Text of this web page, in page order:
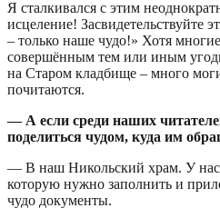
Я сталкивался с этим
исцеление! Засвидетельствуйте
– только наше чудо!» Хотя
совершённым тем или иным
на Старом кладбище – много
почитаются.
— А если среди наших
поделиться чудом, куда им
— В наш Никольский храм. У нас
которую нужно заполнить и
чудо документы.